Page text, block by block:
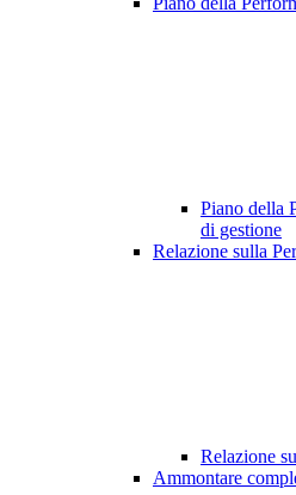
Piano della
di gestione
Relazione sulla
Relazione
Ammontare